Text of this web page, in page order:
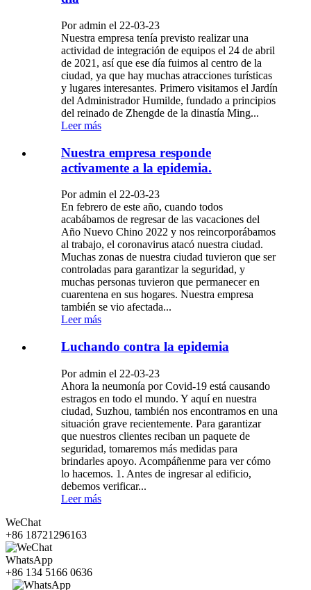
Por admin el 22-03-23
Nuestra empresa tenía previsto realizar una
actividad de integración de equipos el 24 de abril
de 2021, así que ese día fuimos al centro de la
ciudad, ya que hay muchas atracciones turísticas
y lugares interesantes. Primero visitamos el Jardín
del Administrador Humilde, fundado a principios
del reinado de Zhengde de la dinastía Ming...
Leer más
Nuestra empresa responde
activamente a la epidemia.
Por admin el 22-03-23
En febrero de este año, cuando todos
acabábamos de regresar de las vacaciones del
Año Nuevo Chino 2022 y nos reincorporábamos
al trabajo, el coronavirus atacó nuestra ciudad.
Muchas zonas de nuestra ciudad tuvieron que ser
controladas para garantizar la seguridad, y
muchas personas tuvieron que permanecer en
cuarentena en sus hogares. Nuestra empresa
también se vio afectada...
Leer más
Luchando contra la epidemia
Por admin el 22-03-23
Ahora la neumonía por Covid-19 está causando
estragos en todo el mundo. Y aquí en nuestra
ciudad, Suzhou, también nos encontramos en una
situación grave recientemente. Para garantizar
que nuestros clientes reciban un paquete de
seguridad, tomaremos más medidas para
brindarles apoyo. Acompáñenme para ver cómo
lo hacemos. 1. Antes de ingresar al edificio,
debemos verificar...
Leer más
WeChat
+86 18721296163
WhatsApp
+86 134 5166 0636